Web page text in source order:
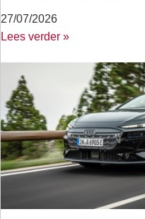
27/07/2026
Lees verder »